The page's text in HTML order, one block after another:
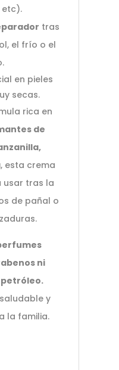
etc).
tras
el frío o el
en pieles
secas.
rica en
de
, esta crema
usar tras la
de pañal o
ni
y
la familia.